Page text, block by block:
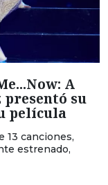
A
su
película
13 canciones,
estrenado,